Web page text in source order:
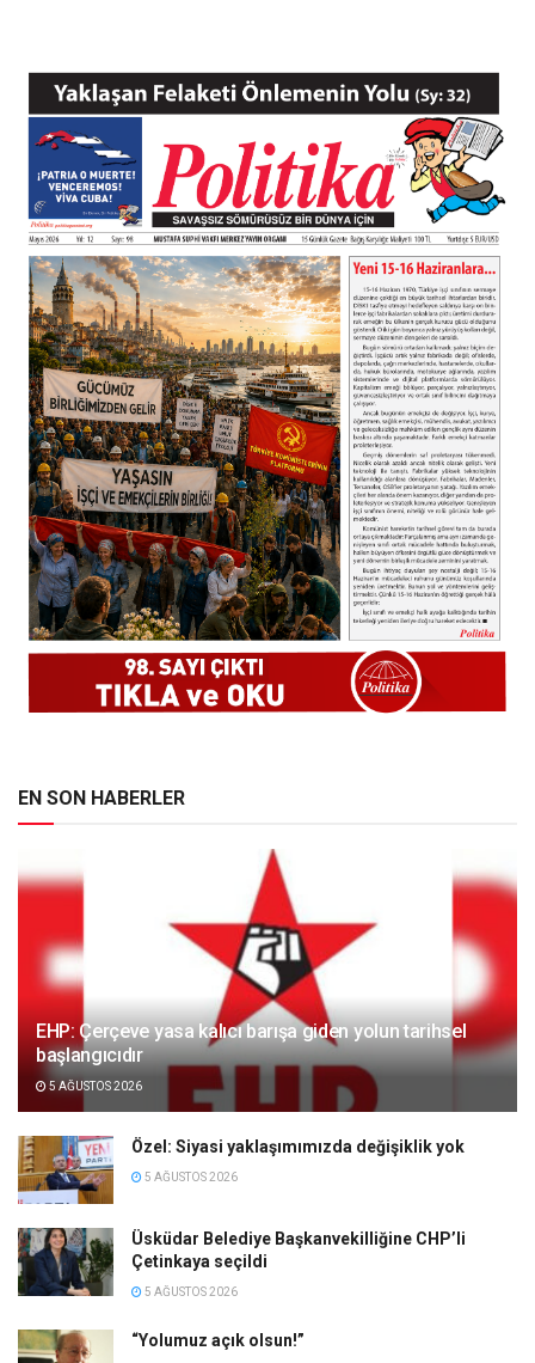
EN SON HABERLER
EHP: Çerçeve yasa kalıcı barışa giden yolun tarihsel
başlangıcıdır
5 AĞUSTOS 2026
Özel: Siyasi yaklaşımımızda değişiklik yok
5 AĞUSTOS 2026
Üsküdar Belediye Başkanvekilliğine CHP’li
Çetinkaya seçildi
5 AĞUSTOS 2026
“Yolumuz açık olsun!”